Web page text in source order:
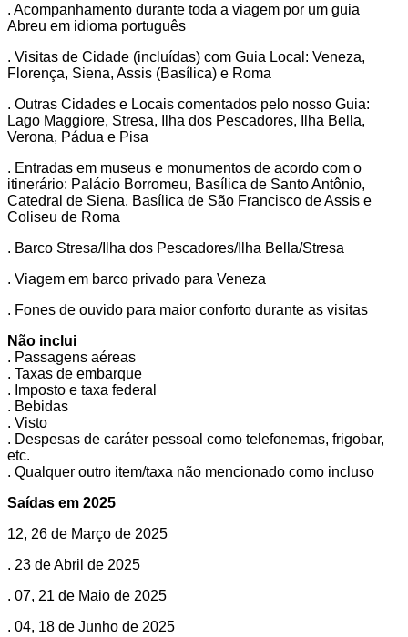
. Acompanhamento durante toda a viagem por um guia
Abreu em idioma português
. Visitas de Cidade (incluídas) com Guia Local: Veneza,
Florença, Siena, Assis (Basílica) e Roma
. Outras Cidades e Locais comentados pelo nosso Guia:
Lago Maggiore, Stresa, Ilha dos Pescadores, Ilha Bella,
Verona, Pádua e Pisa
. Entradas em museus e monumentos de acordo com o
itinerário: Palácio Borromeu, Basílica de Santo Antônio,
Catedral de Siena, Basílica de São Francisco de Assis e
Coliseu de Roma
. Barco Stresa/Ilha dos Pescadores/Ilha Bella/Stresa
. Viagem em barco privado para Veneza
. Fones de ouvido para maior conforto durante as visitas
Não inclui
. Passagens aéreas
. Taxas de embarque
. Imposto e taxa federal
. Bebidas
. Visto
. Despesas de caráter pessoal como telefonemas, frigobar,
etc.
. Qualquer outro item/taxa não mencionado como incluso
Saídas em 2025
12, 26 de Março de 2025
. 23 de Abril de 2025
. 07, 21 de Maio de 2025
. 04, 18 de Junho de 2025